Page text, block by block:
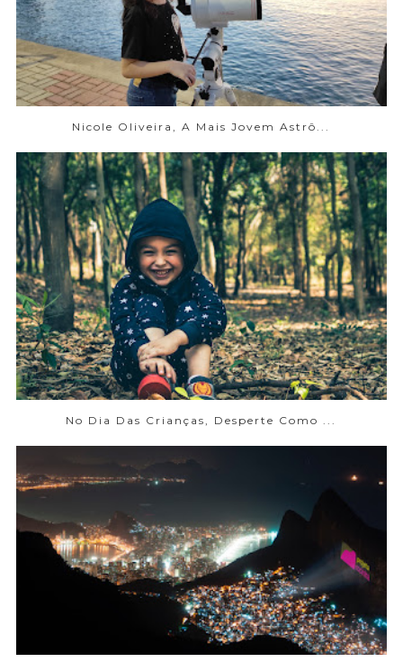
Nicole Oliveira, A Mais Jovem Astrô...
No Dia Das Crianças, Desperte Como ...